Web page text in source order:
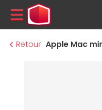
MENU
Retour